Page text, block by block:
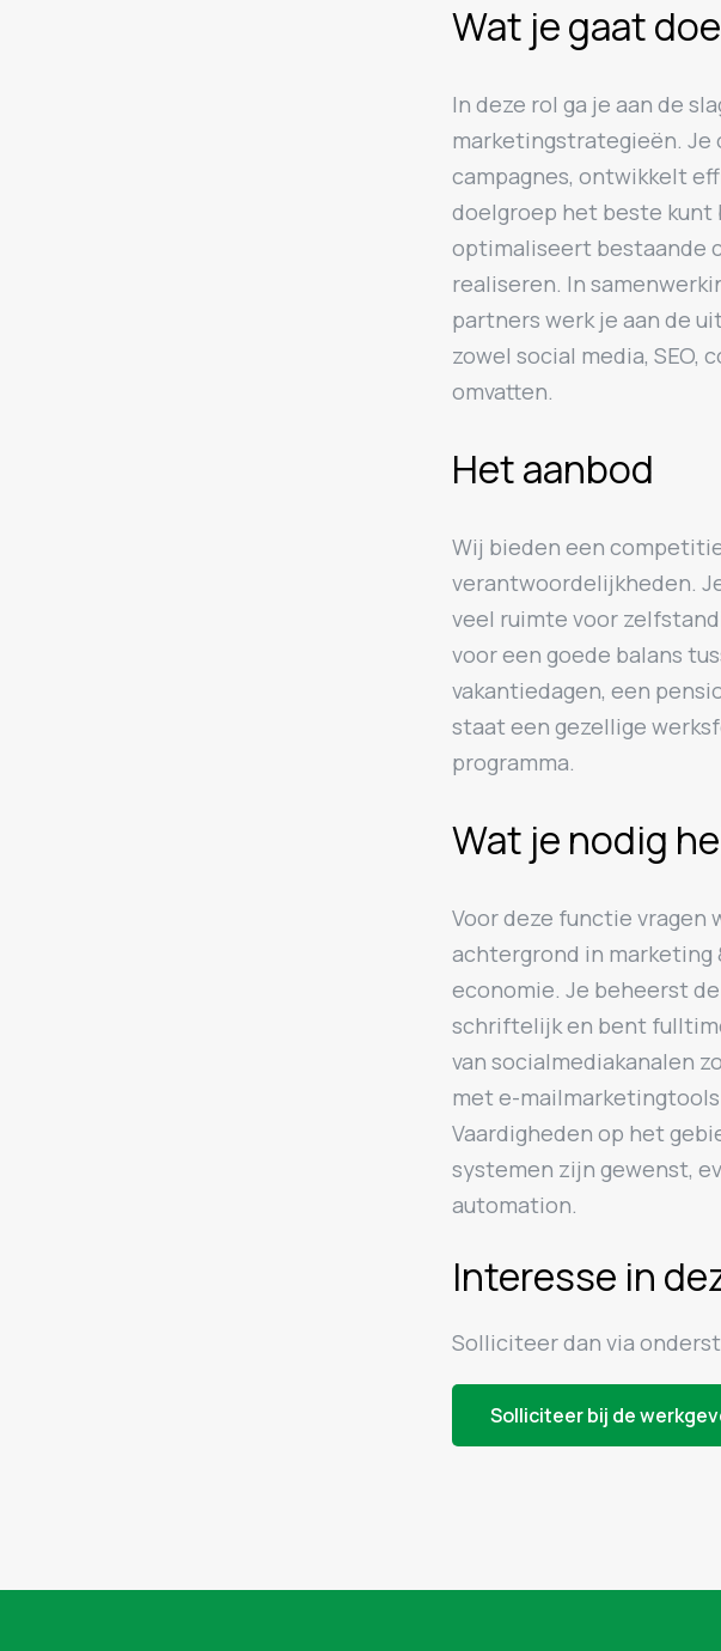
Wat je gaat
In deze rol ga je aan de
marketingstrategieën. Je
campagnes, ontwikkelt
doelgroep het beste kunt
optimaliseert bestaande
realiseren. In
partners werk je aan de
zowel social media,
omvatten.
Het aanbod
Wij bieden een
verantwoordelijkheden.
veel ruimte voor
voor een goede balans
vakantiedagen, een
staat een gezellige
programma.
Wat je nodig
Voor deze functie vragen
achtergrond in
economie. Je beheerst
schriftelijk en bent
van socialmediakanalen
met e-
Vaardigheden op het
systemen zijn gewenst,
automation.
Interesse in
Solliciteer dan via
Solliciteer bij de